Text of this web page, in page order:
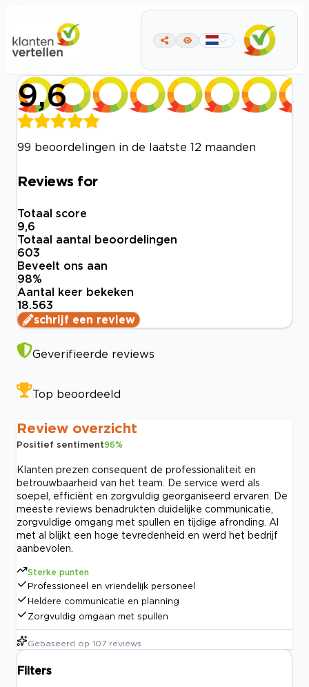
9,6
99 beoordelingen in de laatste 12 maanden
Reviews for
Totaal score
9,6
Totaal aantal beoordelingen
603
Beveelt ons aan
98%
Aantal keer bekeken
18.563
schrijf een review
Geverifieerde reviews
Top beoordeeld
Review overzicht
Positief sentiment96%
Klanten prezen consequent de professionaliteit en
betrouwbaarheid van het team. De service werd als
soepel, efficiënt en zorgvuldig georganiseerd ervaren. De
meeste reviews benadrukten duidelijke communicatie,
zorgvuldige omgang met spullen en tijdige afronding. Al
met al blijkt een hoge tevredenheid en werd het bedrijf
aanbevolen.
Sterke punten
Professioneel en vriendelijk personeel
Heldere communicatie en planning
Zorgvuldig omgaan met spullen
Gebaseerd op 107 reviews
Filters